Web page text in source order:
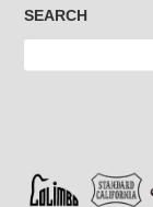
SEARCH